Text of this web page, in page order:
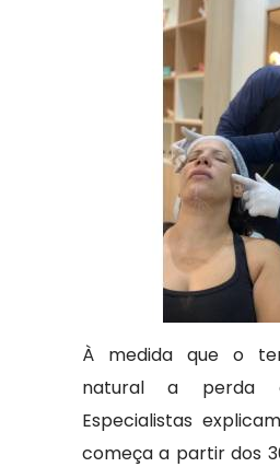
À medida que o
natural a perda
Especialistas
começa a partir dos